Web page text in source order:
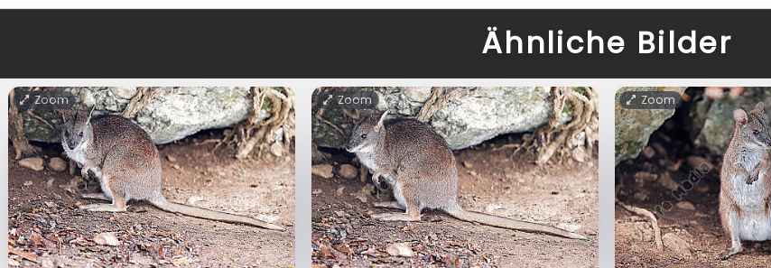
Ähnliche Bilder
Zoom Zoom Zoom